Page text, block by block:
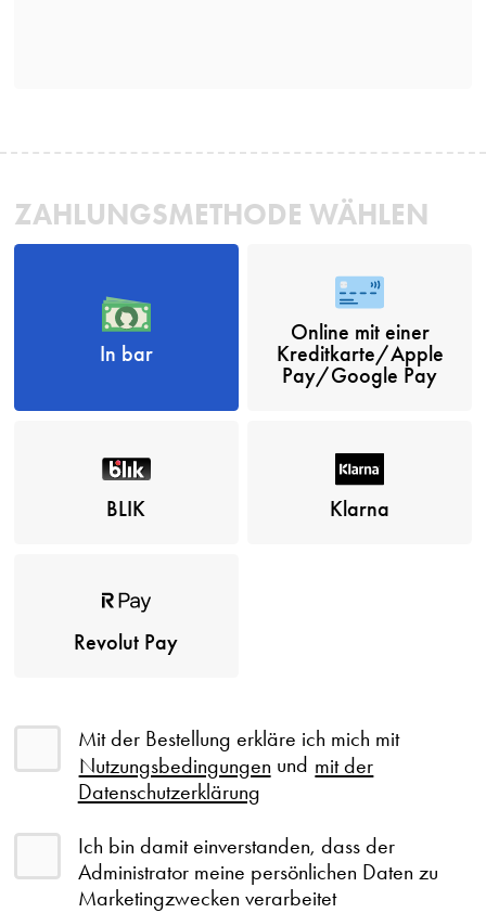
ZAHLUNGSMETHODE WÄHLEN
In bar
Online mit einer
Kreditkarte/Apple
Pay/Google Pay
BLIK Klarna
Revolut Pay
Mit der Bestellung erkläre ich mich mit
Nutzungsbedingungen und mit der
Datenschutzerklärung
Ich bin damit einverstanden, dass der
Administrator meine persönlichen Daten zu
Marketingzwecken verarbeitet